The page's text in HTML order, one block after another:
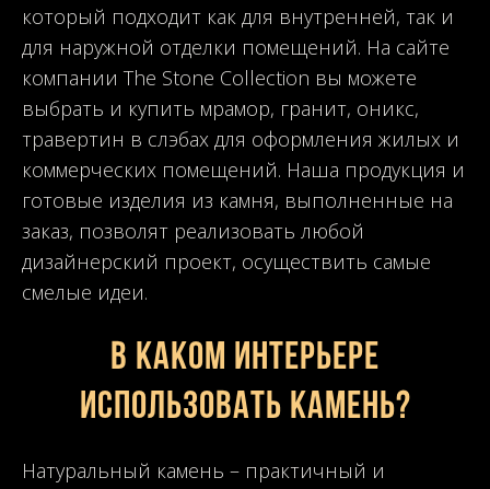
который подходит как для внутренней, так и
для наружной отделки помещений. На сайте
компании The Stone Collection вы можете
выбрать и купить мрамор, гранит, оникс,
травертин в слэбах для оформления жилых и
коммерческих помещений. Наша продукция и
готовые изделия из камня, выполненные на
заказ, позволят реализовать любой
дизайнерский проект, осуществить самые
смелые идеи.
В каком интерьере
использовать камень?
Натуральный камень – практичный и